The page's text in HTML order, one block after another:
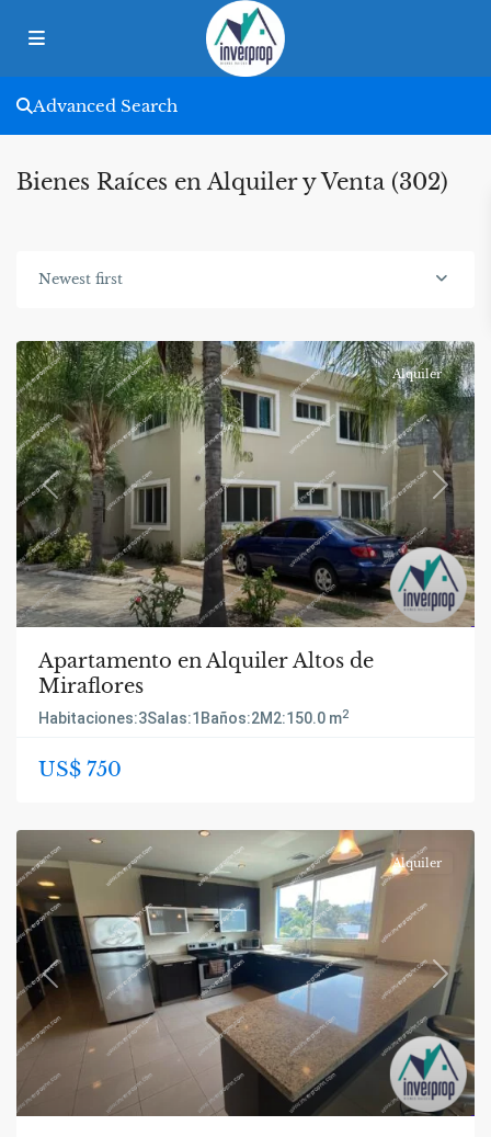
Advanced Search
Bienes Raíces en Alquiler y Venta (302)
Newest first
Previous Next
Alquiler
Apartamento en Alquiler Altos de
Miraflores
Habitaciones:3Salas:1 Baños:2M2:150.0 m2
US$ 750
Previous Next
Alquiler